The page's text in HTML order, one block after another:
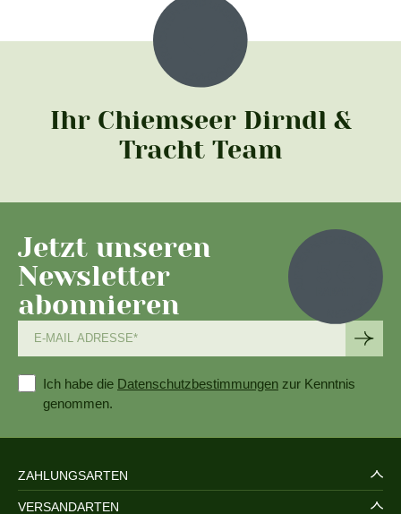
Ihr Chiemseer Dirndl &
Tracht Team
Jetzt unseren
Newsletter
abonnieren
Ich habe die Datenschutzbestimmungen zur Kenntnis
genommen.
ZAHLUNGSARTEN
VERSANDARTEN